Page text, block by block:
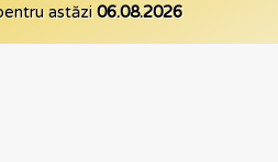
astăzi 06.08.2026